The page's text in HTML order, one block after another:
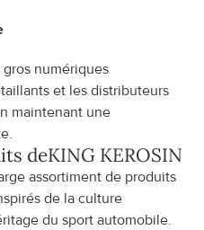
numériques
et les distributeurs
maintenant une
deKING KEROSIN
assortiment de produits
de la culture
du sport automobile.